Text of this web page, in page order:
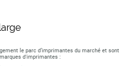
le parc d’imprimantes du marché et sont
d'imprimantes :